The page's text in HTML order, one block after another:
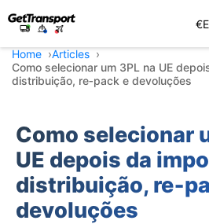
€
Home
Articles
Como selecionar um 3PL na UE
distribuição, re‑pack e devoluções
Como selecionar
UE depois da
distribuição,
devoluções